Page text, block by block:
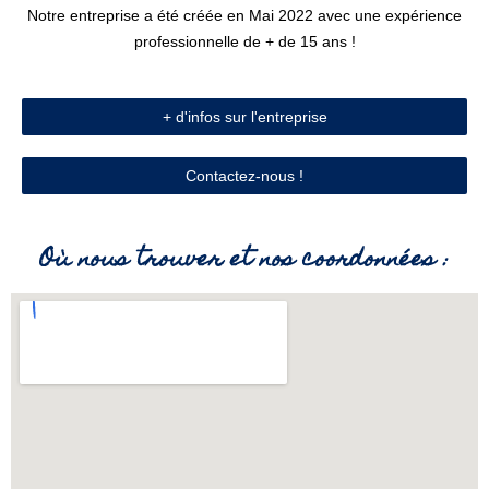
Notre entreprise a été créée en Mai 2022 avec une expérience
professionnelle de + de 15 ans !
+ d'infos sur l'entreprise
Contactez-nous !
Où nous trouver et nos coordonnées :